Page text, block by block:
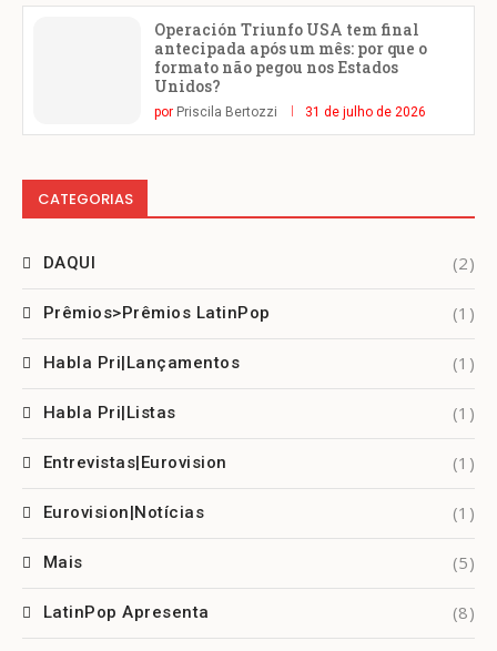
Operación Triunfo USA tem final
antecipada após um mês: por que o
formato não pegou nos Estados
Unidos?
por Priscila Bertozzi 31 de julho de 2026
CATEGORIAS
DAQUI (2)
Prêmios>Prêmios LatinPop (1)
Habla Pri|Lançamentos (1)
Habla Pri|Listas (1)
Entrevistas|Eurovision (1)
Eurovision|Notícias (1)
Mais (5)
LatinPop Apresenta (8)